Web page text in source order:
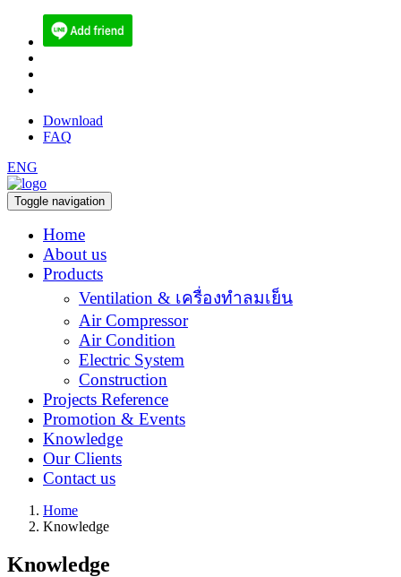
Download
FAQ
ENG
Toggle navigation
Home
About us
Products
Ventilation & เครื่องทำลมเย็น
Air Compressor
Air Condition
Electric System
Construction
Projects Reference
Promotion & Events
Knowledge
Our Clients
Contact us
Home
Knowledge
Knowledge